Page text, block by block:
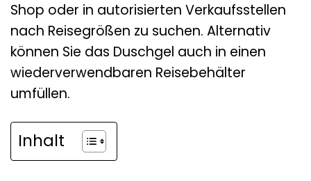
Shop oder in autorisierten Verkaufsstellen
nach Reisegrößen zu suchen. Alternativ
können Sie das Duschgel auch in einen
wiederverwendbaren Reisebehälter
umfüllen.
Inhalt